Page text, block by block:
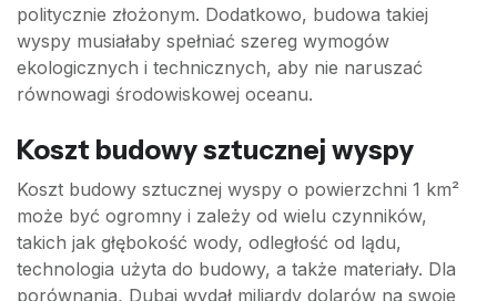
politycznie złożonym. Dodatkowo, budowa takiej
wyspy musiałaby spełniać szereg wymogów
ekologicznych i technicznych, aby nie naruszać
równowagi środowiskowej oceanu.
Koszt budowy sztucznej wyspy
Koszt budowy sztucznej wyspy o powierzchni 1 km²
może być ogromny i zależy od wielu czynników,
takich jak głębokość wody, odległość od lądu,
technologia użyta do budowy, a także materiały. Dla
porównania, Dubaj wydał miliardy dolarów na swoje